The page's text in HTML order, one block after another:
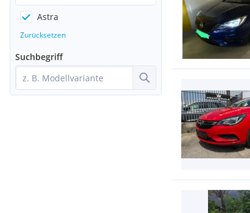
Astra
Zurücksetzen
Suchbegriff